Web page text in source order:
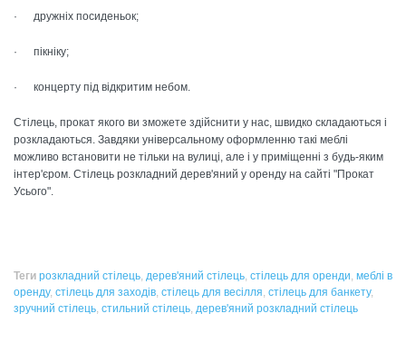
· дружніх посиденьок;
· пікніку;
· концерту під відкритим небом.
Стілець, прокат якого ви зможете здійснити у нас, швидко складаються і
розкладаються. Завдяки універсальному оформленню такі меблі
можливо встановити не тільки на вулиці, але і у приміщенні з будь-яким
інтер'єром. Стілець розкладний дерев'яний у оренду на сайті "Прокат
Усього".
Теги розкладний стілець, дерев'яний стілець, стілець для оренди, меблі в
оренду, стілець для заходів, стілець для весілля, стілець для банкету,
зручний стілець, стильний стілець, дерев'яний розкладний стілець